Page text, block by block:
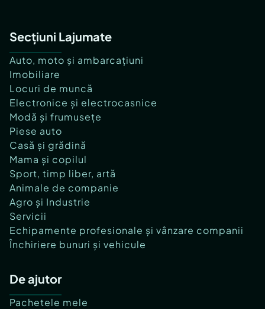
Secțiuni Lajumate
Auto, moto și ambarcațiuni
Imobiliare
Locuri de muncă
Electronice și electrocasnice
Modă și frumusețe
Piese auto
Casă și grădină
Mama și copilul
Sport, timp liber, artă
Animale de companie
Agro și Industrie
Servicii
Echipamente profesionale și vânzare companii
Închiriere bunuri și vehicule
De ajutor
Pachetele mele